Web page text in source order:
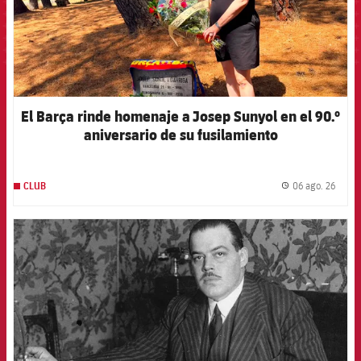
El Barça rinde homenaje a Josep Sunyol en el 90.º
aniversario de su fusilamiento
CLUB 06 ago. 26
FCB Barcelona badge